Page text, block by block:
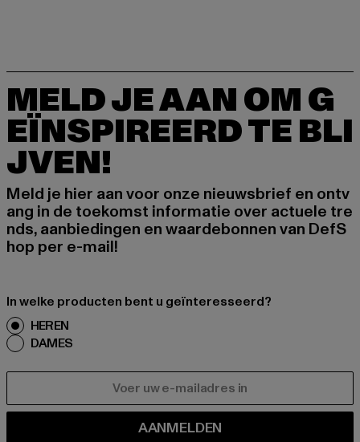
MELD JE AAN OM G
EÏNSPIREERD TE BLI
JVEN!
Meld je hier aan voor onze nieuwsbrief en ontv
ang in de toekomst informatie over actuele tre
nds, aanbiedingen en waardebonnen van DefS
hop per e-mail!
In welke producten bent u geïnteresseerd?
HEREN
DAMES
AANMELDEN